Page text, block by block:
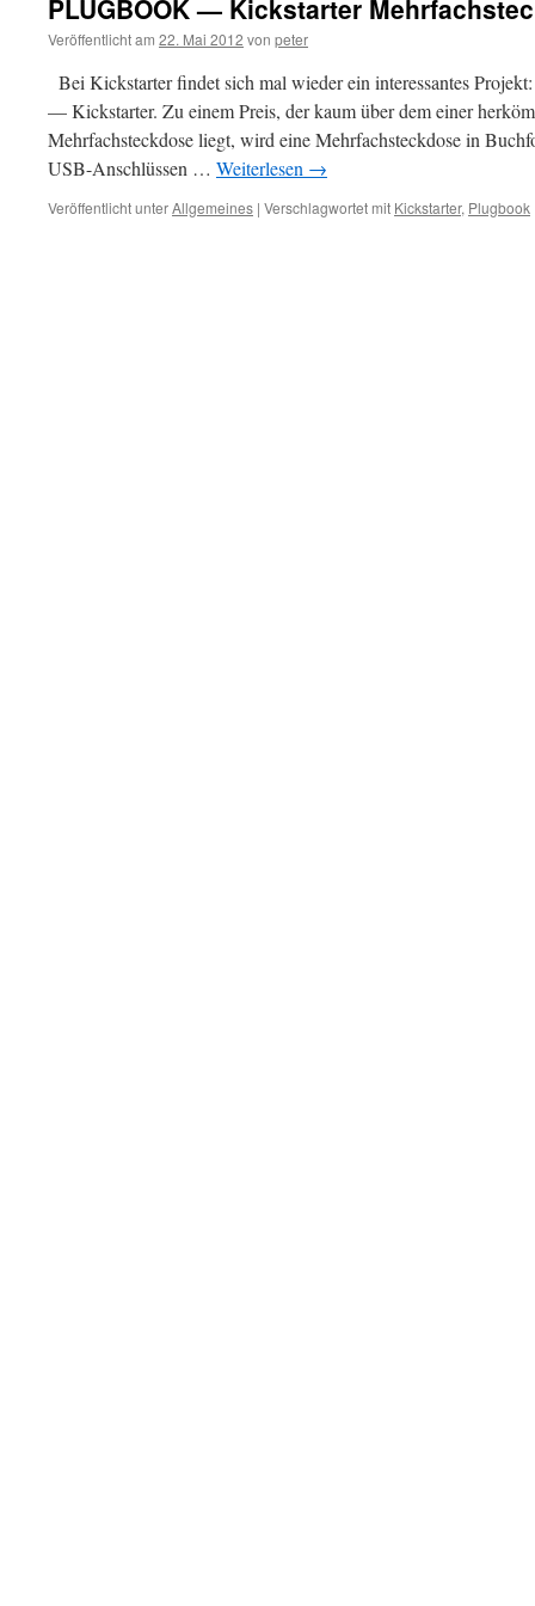
PLUGBOOK — Kickstarter
Veröffentlicht am 22. Mai 2012 von peter
Bei Kickstarter findet sich mal wieder ein interessantes
— Kickstarter. Zu einem Preis, der kaum über dem einer
Mehrfachsteckdose liegt, wird eine Mehrfachsteckdose in
USB-Anschlüssen … Weiterlesen →
Veröffentlicht unterAllgemeines | Verschlagwortet mit Kickstarter, Plugbook